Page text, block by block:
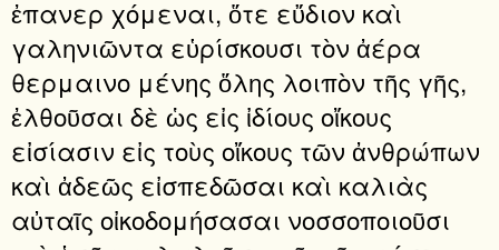
ἐπανερ χόμεναι, ὅτε εὔδιον καὶ
γαληνιῶντα εὑρίσκουσι τὸν ἀέρα
θερμαινο μένης ὅλης λοιπὸν τῆς γῆς,
ἐλθοῦσαι δὲ ὡς εἰς ἰδίους οἴκους
εἰσίασιν εἰς τοὺς οἴκους τῶν ἀνθρώπων
καὶ ἀδεῶς εἰσπεδῶσαι καὶ καλιὰς
αὐταῖς οἰκοδομήσασαι νοσσοποιοῦσι